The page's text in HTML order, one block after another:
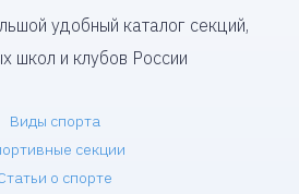
удобный каталог секций,
школ и клубов России
Виды спорта
секции
о спорте